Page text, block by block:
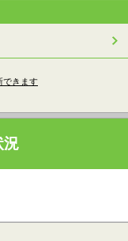
できます
況